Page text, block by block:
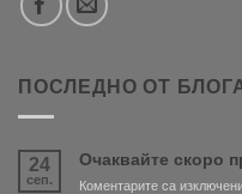
ПОСЛЕДНО ОТ
24
сеп.
Очаквайте скоро
Коментарите са